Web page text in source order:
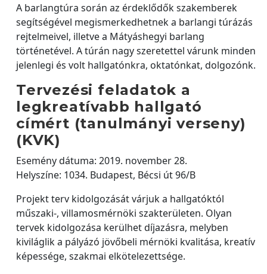
A barlangtúra során az érdeklődők szakemberek
segítségével megismerkedhetnek a barlangi túrázás
rejtelmeivel, illetve a Mátyáshegyi barlang
történetével. A túrán nagy szeretettel várunk minden
jelenlegi és volt hallgatónkra, oktatónkat, dolgozónk.
Tervezési feladatok a
legkreatívabb hallgató
címért (tanulmányi verseny)
(KVK)
Esemény dátuma: 2019. november 28.
Helyszíne: 1034. Budapest, Bécsi út 96/B
Projekt terv kidolgozását várjuk a hallgatóktól
műszaki-, villamosmérnöki szakterületen. Olyan
tervek kidolgozása kerülhet díjazásra, melyben
kiviláglik a pályázó jövőbeli mérnöki kvalitása, kreatív
képessége, szakmai elkötelezettsége.